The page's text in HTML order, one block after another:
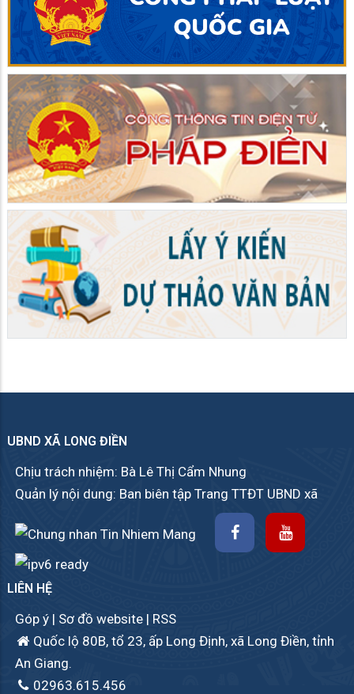
UBND XÃ LONG ĐIỀN
Chịu trách nhiệm: Bà Lê Thị Cẩm Nhung
Quản lý nội dung: Ban biên tập Trang TTĐT UBND xã
LIÊN HỆ
Góp ý | Sơ đồ website | RSS
Quốc lộ 80B, tổ 23, ấp Long Định, xã Long Điền, tỉnh
An Giang.
02963.615.456